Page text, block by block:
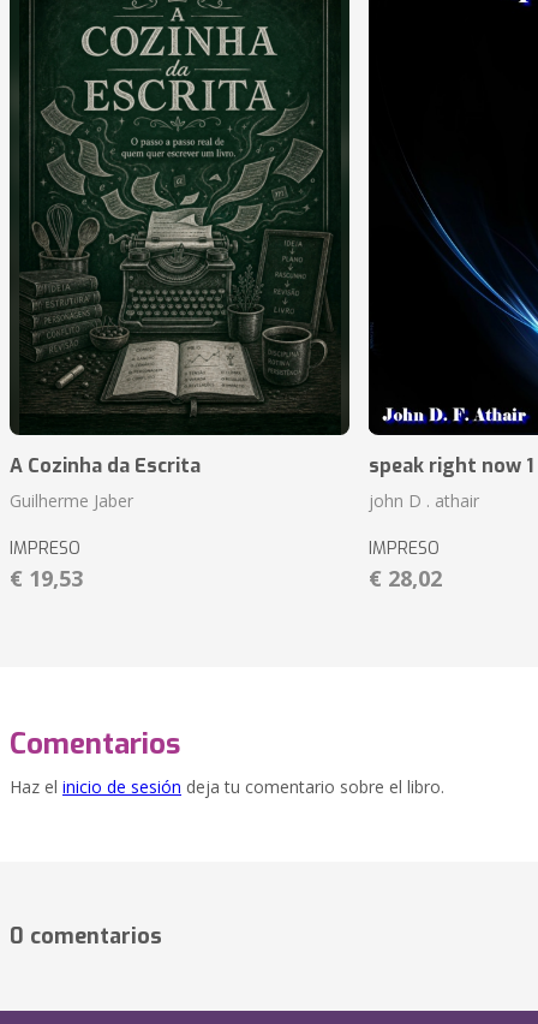
A Cozinha da Escrita
Guilherme Jaber
IMPRESO
€ 19,53
speak right now
john D . athair
IMPRESO
€ 28,02
Comentarios
Haz el inicio de sesión deja tu comentario sobre el libro.
0 comentarios